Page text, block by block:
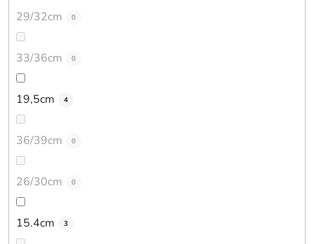
29/32cm 0
33/36cm 0
19,5cm 4
36/39cm 0
26/30cm 0
15.4cm 3